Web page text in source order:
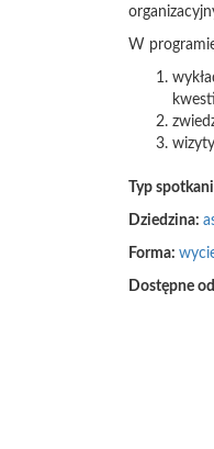
W
Typ
Dziedzina:
Forma:
Dostępne